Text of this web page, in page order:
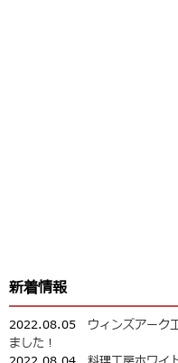
新着情報
2022.08.05 ウィンズアーク
ました！